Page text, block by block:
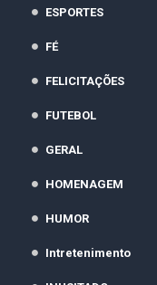
ESPORTES
FÉ
FELICITAÇÕES
FUTEBOL
GERAL
HOMENAGEM
HUMOR
Intretenimento